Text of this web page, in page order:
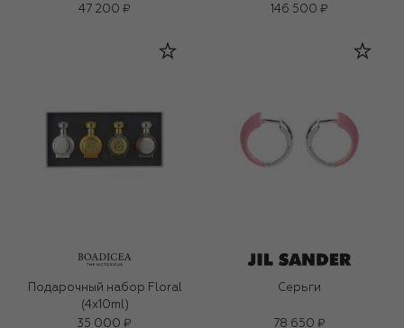
47 200 ₽
146 500 ₽
Подарочный набор Floral
(4x10ml)
35 000 ₽
Серьги
78 650 ₽